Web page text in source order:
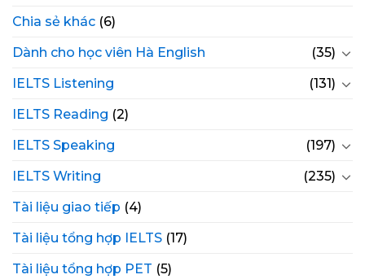
Chia sẻ khác (6)
Dành cho học viên Hà English
(35)
IELTS Listening
(131)
IELTS Reading (2)
IELTS Speaking
(197)
IELTS Writing
(235)
Tài liệu giao tiếp (4)
Tài liệu tổng hợp IELTS (17)
Tài liệu tổng hợp PET (5)